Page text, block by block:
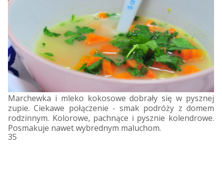
Marchewka i mleko kokosowe dobrały się w pysznej
zupie. Ciekawe połączenie - smak podróży z domem
rodzinnym. Kolorowe, pachnące i pysznie kolendrowe.
Posmakuje nawet wybrednym maluchom.
35